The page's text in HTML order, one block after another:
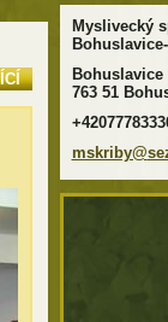
Myslivecký
763 51
mskriby@